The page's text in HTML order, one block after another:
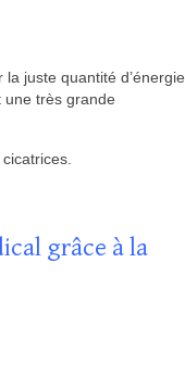
juste quantité d’énergie
une très grande
grâce à la